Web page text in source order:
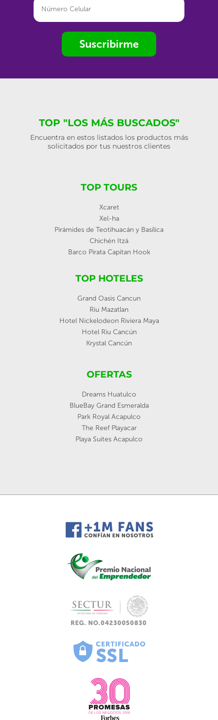
Suscribirme
TOP "LOS MÁS BUSCADOS"
Encuentra en estos listados los productos más
solicitados por tus nuestros clientes
TOP TOURS
Xcaret
Xel-ha
Pirámides de Teotihuacán y Basílica
Chichén Itzá
Barco Pirata Capitan Hook
TOP HOTELES
Grand Oasis Cancun
Riu Mazatlan
Hotel Nickelodeon Riviera Maya
Hotel Riu Cancún
Krystal Cancún
OFERTAS
Dreams Huatulco
BlueBay Grand Esmeralda
Park Royal Acapulco
The Reef Playacar
Playa Suites Acapulco